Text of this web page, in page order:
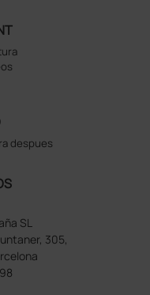
despues
SL
305,